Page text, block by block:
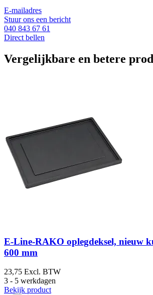
E-mailadres
Stuur ons een bericht
040 843 67 61
Direct bellen
Vergelijkbare en betere
E-Line-RAKO oplegdeksel, nieuw
600 mm
23,75 Excl. BTW
3 - 5 werkdagen
Bekijk product